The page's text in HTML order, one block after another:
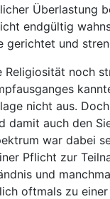
Überlastung
endgültig
gerichtet und
noch
nicht aus.
damit auch den
war dabei
Pflicht zur
und
oftmals zu